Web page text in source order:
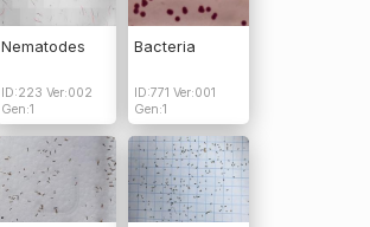
Nematodes
ID:223 Ver:002
Gen:1
Bacteria
ID:771 Ver:001
Gen:1